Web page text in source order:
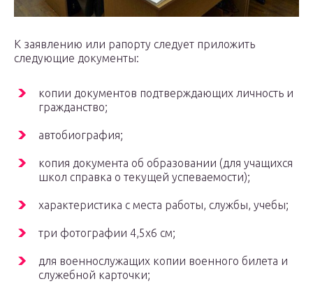
К заявлению или рапорту следует приложить
следующие документы:
копии документов подтверждающих личность и
гражданство;
автобиография;
копия документа об образовании (для учащихся
школ справка о текущей успеваемости);
характеристика с места работы, службы, учебы;
три фотографии 4,5х6 см;
для военнослужащих копии военного билета и
служебной карточки;